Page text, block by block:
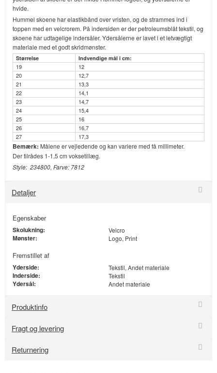
hvide.
Hummel skoene har elastikbånd over vristen, og de strammes ind i
toppen med en velcrorem. På indersiden er der petroleumsblåt tekstil, og
skoene har udtagelige indersåler. Ydersålerne er lavet i et letvægtigt
materiale med et godt skridmønster.
Størrelse Indvendige mål i cm:
19
12
20
12,7
21
13,3
22
14,1
23
14,7
24
15,4
25
16
26
16,7
27
17,3
Bemærk: Målene er vejledende og kan variere med få millimeter.
Der tilrådes 1-1,5 cm voksetillæg.
Style: 234800, Farve: 7812
Detaljer
Egenskaber
Skolukning: Velcro
Mønster: Logo, Print
Fremstillet af
Yderside: Tekstil, Andet materiale
Inderside: Tekstil
Ydersål: Andet materiale
Produktinfo
Fragt og levering
Returnering